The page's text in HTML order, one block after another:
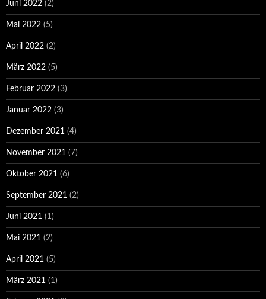
Juni 2022 (2)
Mai 2022 (5)
April 2022 (2)
März 2022 (5)
Februar 2022 (3)
Januar 2022 (3)
Dezember 2021 (4)
November 2021 (7)
Oktober 2021 (6)
September 2021 (2)
Juni 2021 (1)
Mai 2021 (2)
April 2021 (5)
März 2021 (1)